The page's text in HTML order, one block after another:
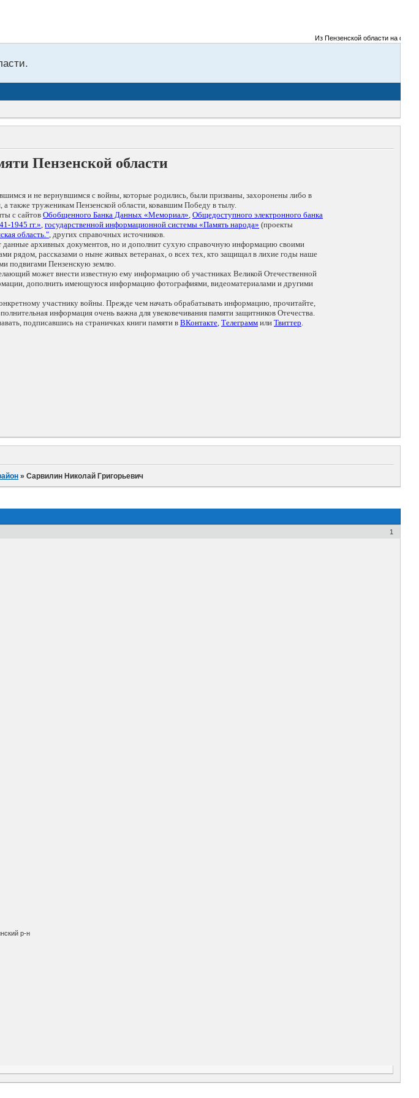
Из Пензенской области на
Пензенской области
и не вернувшимся с войны, которые родились, были призваны, захоронены либо в
также труженикам Пензенской области, ковавшим Победу в тылу.
с сайтовОбобщенного Банка Данных «Мемориал», Общедоступного электронного банка
1945 гг.», государственной информационной системы «Память народа» (проекты
область.", других справочных источников.
данные архивных документов, но и дополнит сухую справочную информацию своими
рядом, рассказами о ныне живых ветеранах, о всех тех, кто защищал в лихие годы наше
подвигами Пензенскую землю.
может внести известную ему информацию об участниках Великой Отечественной
дополнить имеющуюся информацию фотографиями, видеоматериалами и другими
участнику войны. Прежде чем начать обрабатывать информацию, прочитайте,
информация очень важна для увековечивания памяти защитников Отечества.
подписавшись на страничках книги памяти вВКонтакте, Телеграмм или Твиттер.
»Сарвилин Николай Григорьевич
1
р-н